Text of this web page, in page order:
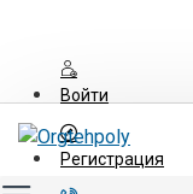
Войти
Регистрация